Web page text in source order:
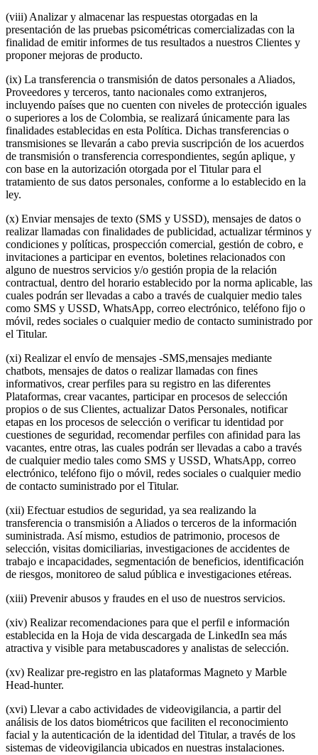
(viii) Analizar y almacenar las respuestas otorgadas en la
presentación de las pruebas psicométricas comercializadas con la
finalidad de emitir informes de tus resultados a nuestros Clientes y
proponer mejoras de producto.
(ix) La transferencia o transmisión de datos personales a Aliados,
Proveedores y terceros, tanto nacionales como extranjeros,
incluyendo países que no cuenten con niveles de protección iguales
o superiores a los de Colombia, se realizará únicamente para las
finalidades establecidas en esta Política. Dichas transferencias o
transmisiones se llevarán a cabo previa suscripción de los acuerdos
de transmisión o transferencia correspondientes, según aplique, y
con base en la autorización otorgada por el Titular para el
tratamiento de sus datos personales, conforme a lo establecido en la
ley.
(x) Enviar mensajes de texto (SMS y USSD), mensajes de datos o
realizar llamadas con finalidades de publicidad, actualizar términos y
condiciones y políticas, prospección comercial, gestión de cobro, e
invitaciones a participar en eventos, boletines relacionados con
alguno de nuestros servicios y/o gestión propia de la relación
contractual, dentro del horario establecido por la norma aplicable, las
cuales podrán ser llevadas a cabo a través de cualquier medio tales
como SMS y USSD, WhatsApp, correo electrónico, teléfono fijo o
móvil, redes sociales o cualquier medio de contacto suministrado por
el Titular.
(xi) Realizar el envío de mensajes -SMS,mensajes mediante
chatbots, mensajes de datos o realizar llamadas con fines
informativos, crear perfiles para su registro en las diferentes
Plataformas, crear vacantes, participar en procesos de selección
propios o de sus Clientes, actualizar Datos Personales, notificar
etapas en los procesos de selección o verificar tu identidad por
cuestiones de seguridad, recomendar perfiles con afinidad para las
vacantes, entre otras, las cuales podrán ser llevadas a cabo a través
de cualquier medio tales como SMS y USSD, WhatsApp, correo
electrónico, teléfono fijo o móvil, redes sociales o cualquier medio
de contacto suministrado por el Titular.
(xii) Efectuar estudios de seguridad, ya sea realizando la
transferencia o transmisión a Aliados o terceros de la información
suministrada. Así mismo, estudios de patrimonio, procesos de
selección, visitas domiciliarias, investigaciones de accidentes de
trabajo e incapacidades, segmentación de beneficios, identificación
de riesgos, monitoreo de salud pública e investigaciones etéreas.
(xiii) Prevenir abusos y fraudes en el uso de nuestros servicios.
(xiv) Realizar recomendaciones para que el perfil e información
establecida en la Hoja de vida descargada de LinkedIn sea más
atractiva y visible para metabuscadores y analistas de selección.
(xv) Realizar pre-registro en las plataformas Magneto y Marble
Head-hunter.
(xvi) Llevar a cabo actividades de videovigilancia, a partir del
análisis de los datos biométricos que faciliten el reconocimiento
facial y la autenticación de la identidad del Titular, a través de los
sistemas de videovigilancia ubicados en nuestras instalaciones.